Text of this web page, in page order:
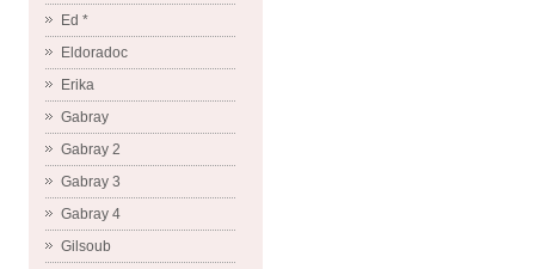
Ed *
Eldoradoc
Erika
Gabray
Gabray 2
Gabray 3
Gabray 4
Gilsoub